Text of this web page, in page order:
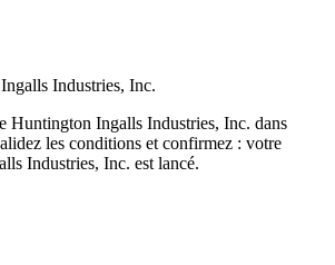
Industries, Inc.
Huntington Ingalls Industries, Inc. dans
les conditions et confirmez : votre
Industries, Inc. est lancé.